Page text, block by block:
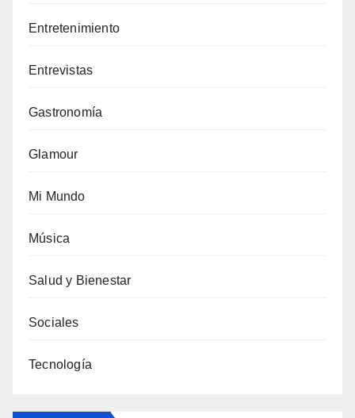
Entretenimiento
Entrevistas
Gastronomía
Glamour
Mi Mundo
Música
Salud y Bienestar
Sociales
Tecnología